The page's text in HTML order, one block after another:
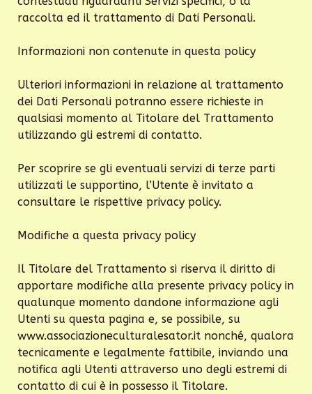
raccolta ed il trattamento di Dati Personali.
Informazioni non contenute in questa policy
Ulteriori informazioni in relazione al trattamento
dei Dati Personali potranno essere richieste in
qualsiasi momento al Titolare del Trattamento
utilizzando gli estremi di contatto.
Per scoprire se gli eventuali servizi di terze parti
utilizzati le supportino, l’Utente è invitato a
consultare le rispettive privacy policy.
Modifiche a questa privacy policy
Il Titolare del Trattamento si riserva il diritto di
apportare modifiche alla presente privacy policy in
qualunque momento dandone informazione agli
Utenti su questa pagina e, se possibile, su
www.associazioneculturalesator.it nonché, qualora
tecnicamente e legalmente fattibile, inviando una
notifica agli Utenti attraverso uno degli estremi di
contatto di cui è in possesso il Titolare.